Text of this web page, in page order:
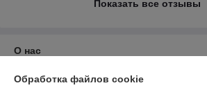
Показать все отзывы
О нас
Контакты
Обработка файлов cookie